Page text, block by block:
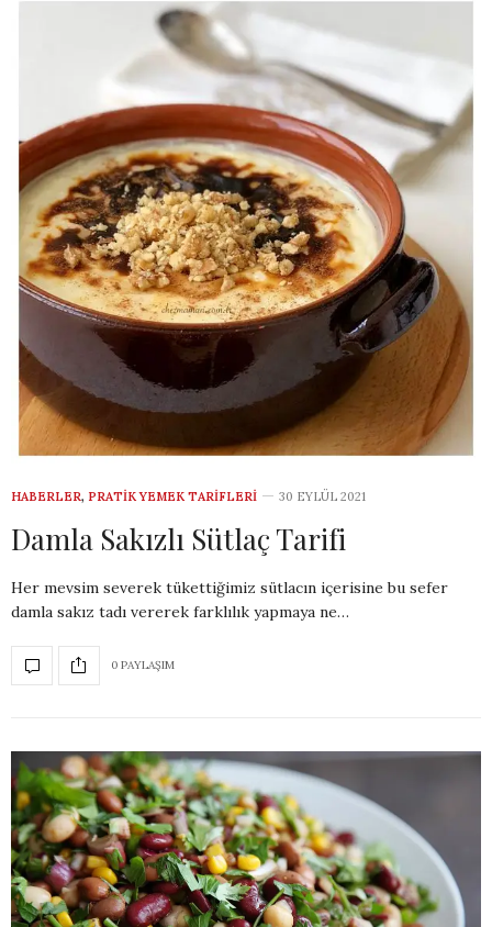
HABERLER, PRATIK YEMEK TARIFLERI 30 EYLÜL 2021
Damla Sakızlı Sütlaç Tarifi
Her mevsim severek tükettiğimiz sütlacın içerisine bu sefer
damla sakız tadı vererek farklılık yapmaya ne…
0 PAYLAŞIM